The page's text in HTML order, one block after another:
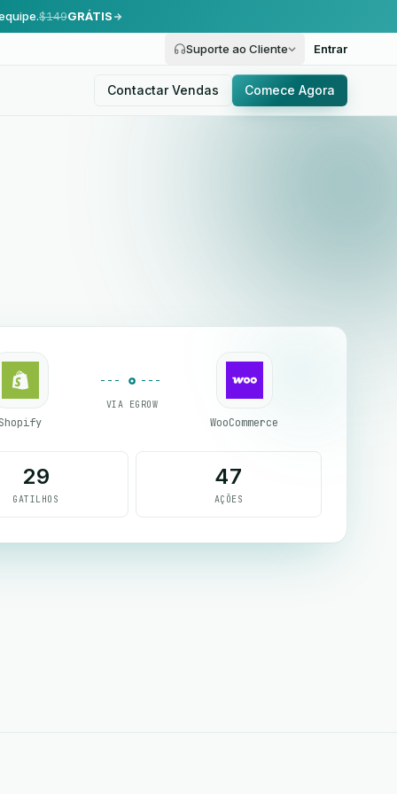
$149GRÁTIS
Suporte ao Cliente Entrar
Contactar Vendas Comece Agora
VIA EGROW
WooCommerce
29
GATILHOS
47
AÇÕES